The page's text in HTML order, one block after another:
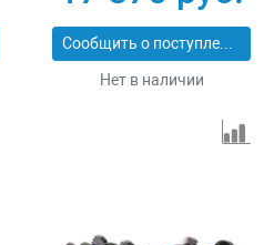
Сообщить о поступлении
Нет в наличии